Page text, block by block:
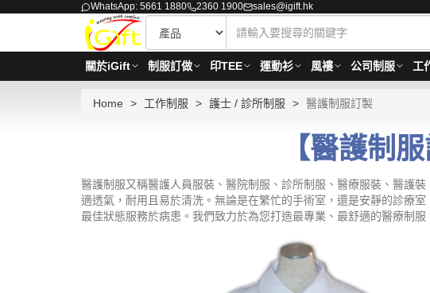
WhatsApp: 5661 1880 2360 1900 sales@igift.hk
關於iGift 制服訂做 印TEE 運動衫 風褸 公司制服 工
Home 工作制服 護士 / 診所制服 醫護制服訂製
【醫護制
醫護制服又稱醫護人員服裝、醫院制服、診所制服、醫療服裝、醫護
適透氣，耐用且易於清洗。無論是在繁忙的手術室，還是安靜的診療
最佳狀態服務於病患。我們致力於為您打造最專業、最舒適的醫療制